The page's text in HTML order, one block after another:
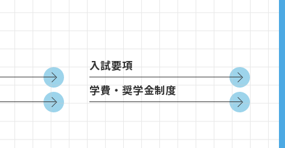
入試要項
学費・奨学金制度